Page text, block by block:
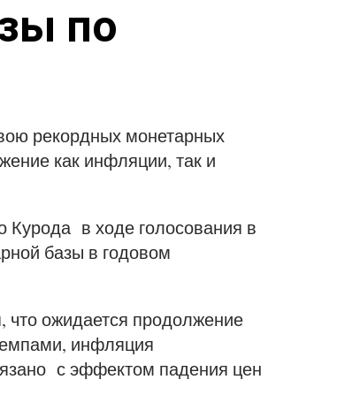
по
рекордных монетарных
как инфляции, так и
Курода в ходе голосования в
базы в годовом
что ожидается продолжение
инфляция
с эффектом падения цен